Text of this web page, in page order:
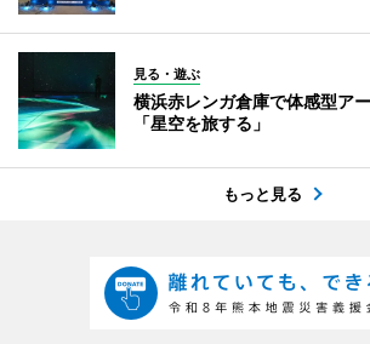
見る・遊ぶ
横浜赤レンガ倉庫で体感型ア
「星空を旅する」
もっと見る